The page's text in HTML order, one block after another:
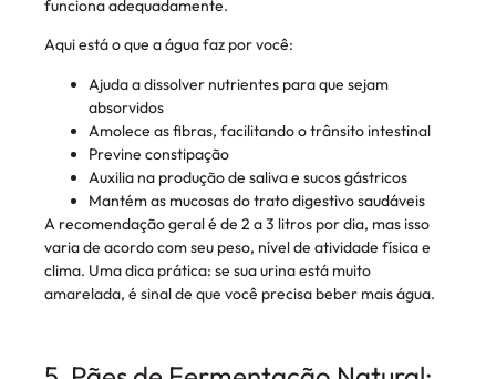
funciona adequadamente.
Aqui está o que a água faz por você:
Ajuda a dissolver nutrientes para que sejam
absorvidos
Amolece as fibras, facilitando o trânsito intestinal
Previne constipação
Auxilia na produção de saliva e sucos gástricos
Mantém as mucosas do trato digestivo saudáveis
A recomendação geral é de 2 a 3 litros por dia, mas isso
varia de acordo com seu peso, nível de atividade física e
clima. Uma dica prática: se sua urina está muito
amarelada, é sinal de que você precisa beber mais água.